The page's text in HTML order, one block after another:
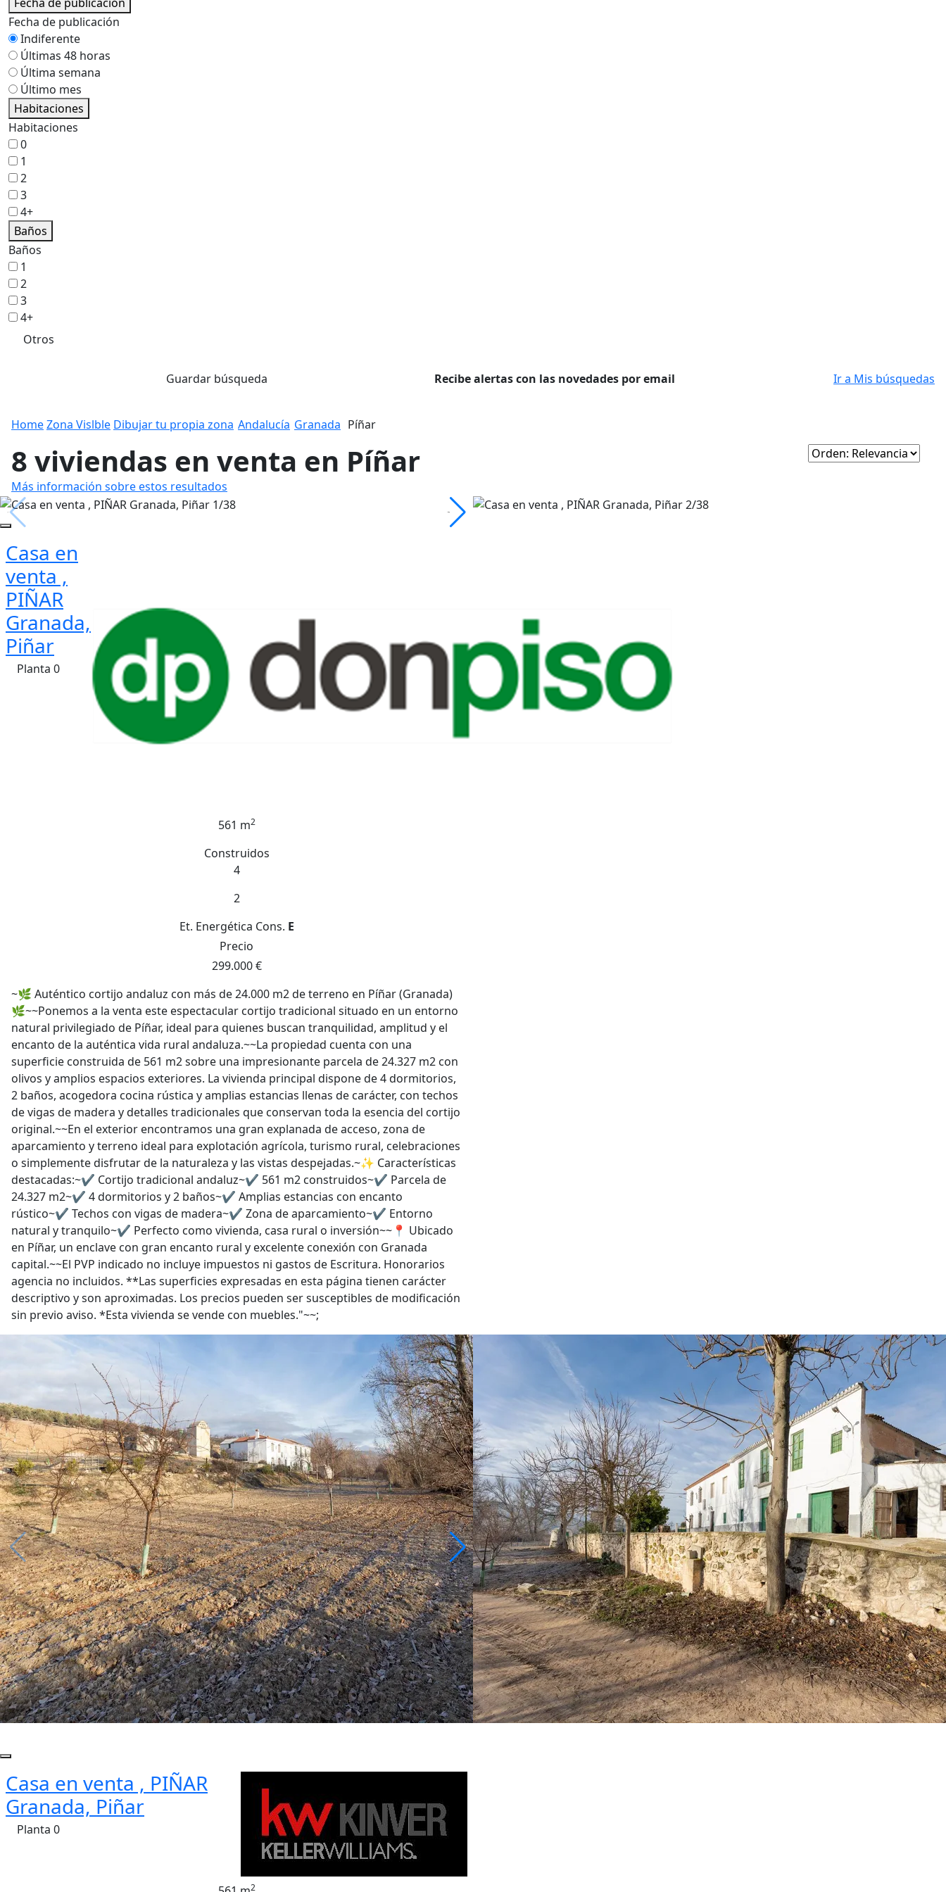
Fecha de publicación
Indiferente
Últimas 48 horas
Última semana
Último mes
Habitaciones
Habitaciones
0
1
2
3
4+
Baños
Baños
1
2
3
4+
Otros
Guardar búsqueda Recibe alertas con las novedades por email Ir a Mis búsquedas
HomeZona Vislble Dibujar tu propia zona Andalucía Granada Píñar
8 viviendas en venta en Píñar
Más información sobre estos resultados
Casa en
venta ,
PIÑAR
Granada,
Piñar
Planta 0
561 m2
Construidos
4
2
Et. Energética Cons. E
Precio
299.000 €
~🌿 Auténtico cortijo andaluz con más de 24.000 m2 de terreno en Píñar (Granada)
🌿~~Ponemos a la venta este espectacular cortijo tradicional situado en un entorno
natural privilegiado de Píñar, ideal para quienes buscan tranquilidad, amplitud y el
encanto de la auténtica vida rural andaluza.~~La propiedad cuenta con una
superficie construida de 561 m2 sobre una impresionante parcela de 24.327 m2 con
olivos y amplios espacios exteriores. La vivienda principal dispone de 4 dormitorios,
2 baños, acogedora cocina rústica y amplias estancias llenas de carácter, con techos
de vigas de madera y detalles tradicionales que conservan toda la esencia del cortijo
original.~~En el exterior encontramos una gran explanada de acceso, zona de
aparcamiento y terreno ideal para explotación agrícola, turismo rural, celebraciones
o simplemente disfrutar de la naturaleza y las vistas despejadas.~✨ Características
destacadas:~✔ Cortijo tradicional andaluz~✔ 561 m2 construidos~✔ Parcela de
24.327 m2~✔ 4 dormitorios y 2 baños~✔ Amplias estancias con encanto
rústico~✔ Techos con vigas de madera~✔ Zona de aparcamiento~✔ Entorno
natural y tranquilo~✔ Perfecto como vivienda, casa rural o inversión~~📍 Ubicado
en Píñar, un enclave con gran encanto rural y excelente conexión con Granada
capital.~~El PVP indicado no incluye impuestos ni gastos de Escritura. Honorarios
agencia no incluidos. **Las superficies expresadas en esta página tienen carácter
descriptivo y son aproximadas. Los precios pueden ser susceptibles de modificación
sin previo aviso. *Esta vivienda se vende con muebles."~~;
Casa en venta , PIÑAR
Granada, Piñar
Planta 0
2